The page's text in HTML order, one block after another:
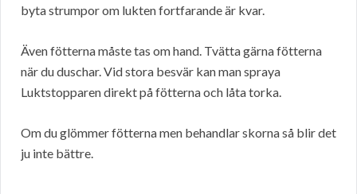
byta strumpor om lukten fortfarande är kvar.
Även fötterna måste tas om hand. Tvätta gärna fötterna
när du duschar. Vid stora besvär kan man spraya
Luktstopparen direkt på fötterna och låta torka.
Om du glömmer fötterna men behandlar skorna så blir det
ju inte bättre.